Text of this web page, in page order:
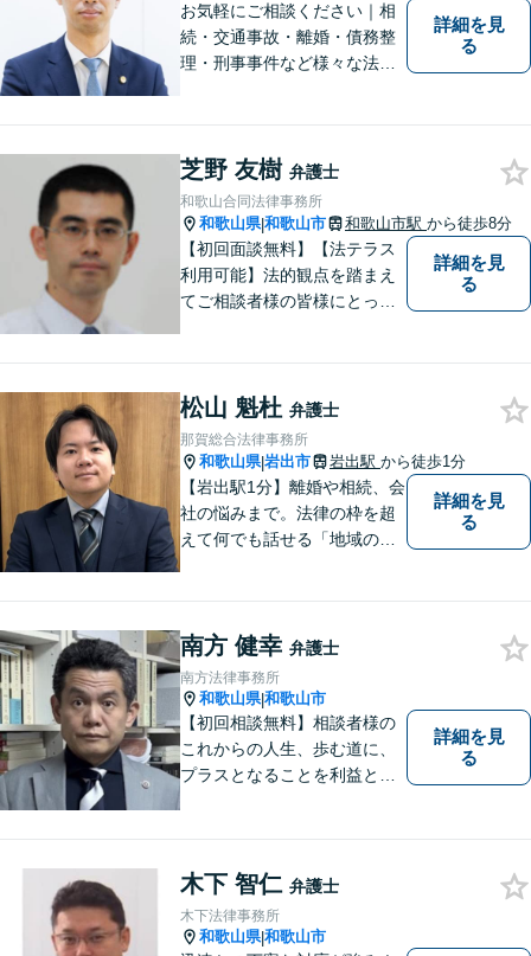
お気軽にご相談ください｜相
続・交通事故・離婚・債務整
理・刑事事件など様々な法律
日・オンライン相談OK（要予
約）｜丁寧な報告とスピード
対応で安心をお届けします
詳細を見
る
芝野 友樹 弁護士
和歌山合同法律事務所
和歌山県|和歌山市 和歌山市駅 から徒歩8分
【初回面談無料】【法テラス
利用可能】法的観点を踏まえ
てご相談者様の皆様にとって
【当日／夜間／応相談】お悩
み事がございましたら、お気
軽にご相談下さい。
詳細を見
る
松山 魁杜 弁護士
那賀総合法律事務所
和歌山県|岩出市 岩出駅 から徒歩1分
【岩出駅1分】離婚や相続、会
社の悩みまで。法律の枠を超
えて何でも話せる「地域のか
育ちの私が丁寧にサポートし
ます。【丁寧なヒアリング】
【休日や夜間相談も柔軟に対
応】
詳細を見
る
南方 健幸 弁護士
南方法律事務所
和歌山県|和歌山市
【初回相談無料】相談者様の
これからの人生、歩む道に、
プラスとなることを利益と考
ご相談いただくこともありま
す。
詳細を見
る
木下 智仁 弁護士
木下法律事務所
和歌山県|和歌山市